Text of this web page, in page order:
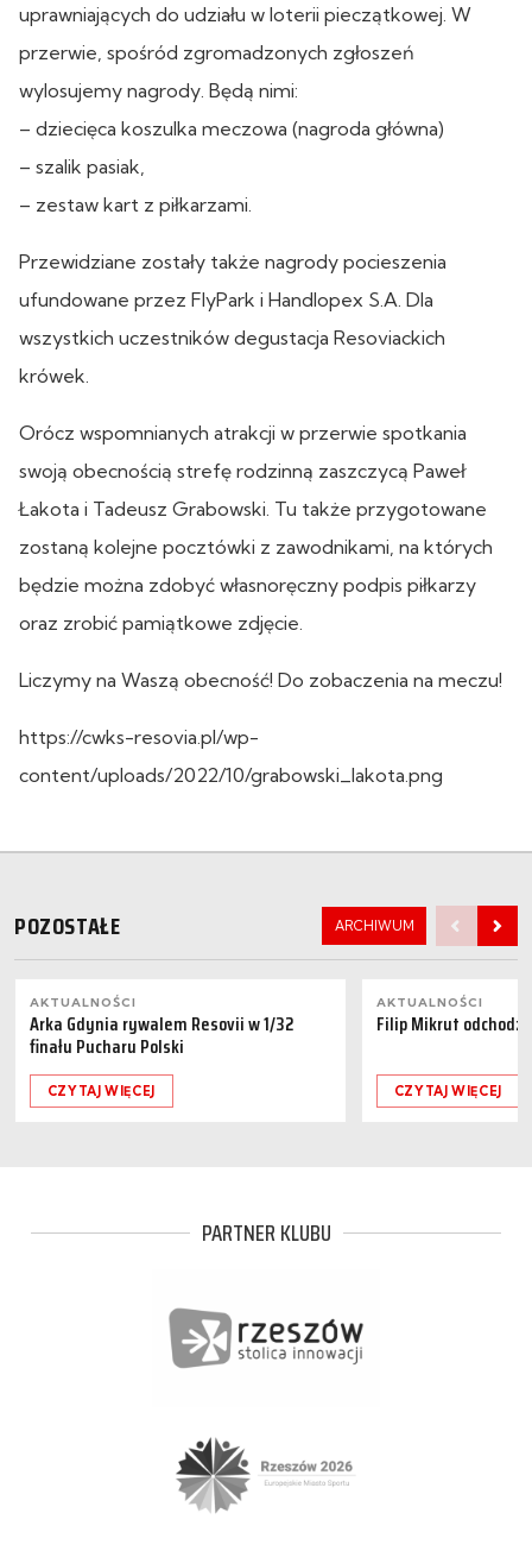
uprawniających do udziału w loterii pieczątkowej. W
przerwie, spośród zgromadzonych zgłoszeń
wylosujemy nagrody. Będą nimi:
– dziecięca koszulka meczowa (nagroda główna)
– szalik pasiak,
– zestaw kart z piłkarzami.
Przewidziane zostały także nagrody pocieszenia
ufundowane przez FlyPark i Handlopex S.A. Dla
wszystkich uczestników degustacja Resoviackich
krówek.
Orócz wspomnianych atrakcji w przerwie spotkania
swoją obecnością strefę rodzinną zaszczycą Paweł
Łakota i Tadeusz Grabowski. Tu także przygotowane
zostaną kolejne pocztówki z zawodnikami, na których
będzie można zdobyć własnoręczny podpis piłkarzy
oraz zrobić pamiątkowe zdjęcie.
Liczymy na Waszą obecność! Do zobaczenia na meczu!
https://cwks-resovia.pl/wp-
content/uploads/2022/10/grabowski_lakota.png
POZOSTAŁE ARCHIWUM
AKTUALNOŚCI
Arka Gdynia rywalem Resovii w 1/32
finału Pucharu Polski
CZYTAJ WIĘCEJ
AKTUALNOŚCI
Filip Mikrut
CZYTAJ WIĘCEJ
PARTNER KLUBU